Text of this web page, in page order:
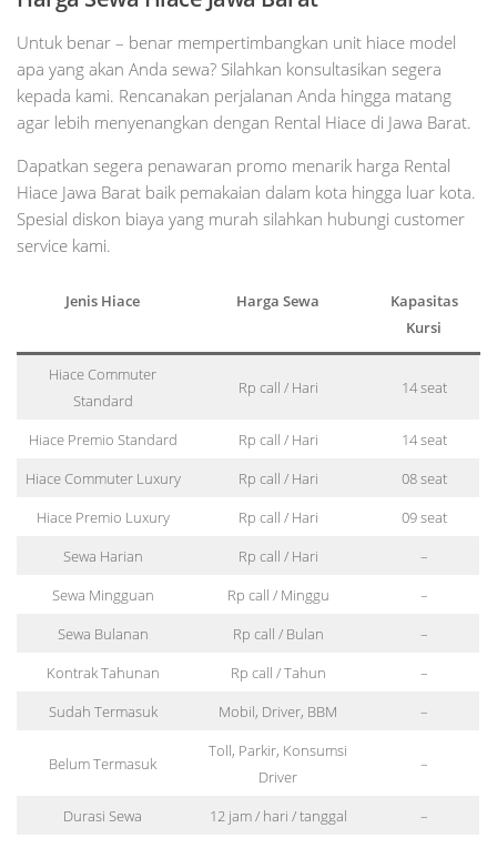
Untuk benar – benar mempertimbangkan unit hiace model
apa yang akan Anda sewa? Silahkan konsultasikan segera
kepada kami. Rencanakan perjalanan Anda hingga matang
agar lebih menyenangkan dengan Rental Hiace di Jawa Barat.
Dapatkan segera penawaran promo menarik harga Rental
Hiace Jawa Barat baik pemakaian dalam kota hingga luar kota.
Spesial diskon biaya yang murah silahkan hubungi customer
service kami.
Jenis Hiace Harga Sewa
Kapasitas
Kursi
Hiace Commuter
Standard
Rp call / Hari 14 seat
Hiace Premio Standard Rp call / Hari
14 seat
Hiace Commuter Luxury
Rp call / Hari
08 seat
Hiace Premio Luxury
Rp call / Hari
09 seat
Sewa Harian
Rp call / Hari
–
Sewa Mingguan
Rp call / Minggu
–
Sewa Bulanan
Rp call / Bulan
–
Kontrak Tahunan
Rp call / Tahun
–
Sudah Termasuk
Mobil, Driver, BBM –
Belum Termasuk
Toll, Parkir, Konsumsi
Driver
–
Durasi Sewa 12 jam / hari / tanggal –